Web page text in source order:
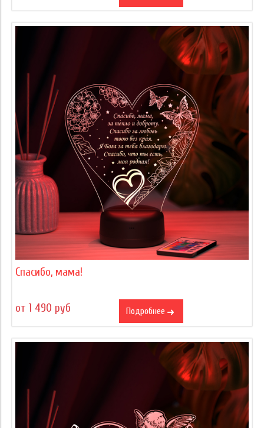
Спасибо, мама!
от 1 490 руб Подробнее